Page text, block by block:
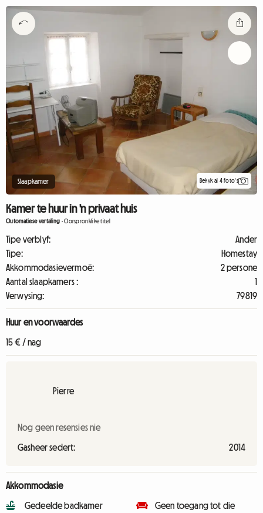
Slaapkamer Bekyk al 4 foto's
Kamer te huur in 'n privaat huis
Outomatiese vertaling -Oorspronklike titel
Tipe verblyf:
Ander
Tipe:
Homestay
Akkommodasievermoë:
2 persone
Aantal slaapkamers :
1
Verwysing:
79819
Huur en voorwaardes
15 € / nag
Pierre
Nog geen resensies nie
Gasheer sedert: 2014
Akkommodasie
Gedeelde badkamer
Geen toegang tot die